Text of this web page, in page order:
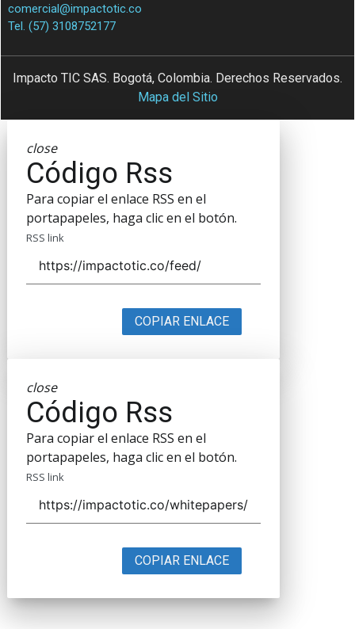
comercial@impactotic.co
Tel. (57) 3108752177
Impacto TIC SAS. Bogotá, Colombia. Derechos Reservados.
Mapa del Sitio
close
Código Rss
Para copiar el enlace RSS en el
portapapeles, haga clic en el botón.
RSS link
COPIAR ENLACE
close
Código Rss
Para copiar el enlace RSS en el
portapapeles, haga clic en el botón.
RSS link
COPIAR ENLACE